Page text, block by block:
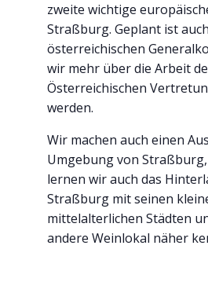
zweite wichtige
Straßburg. Geplant ist
österreichischen
wir mehr über die Arbeit
Österreichischen
werden.
Wir machen auch einen
Umgebung von Straßburg,
lernen wir auch das
Straßburg mit seinen
mittelalterlichen Städten
andere Weinlokal näher